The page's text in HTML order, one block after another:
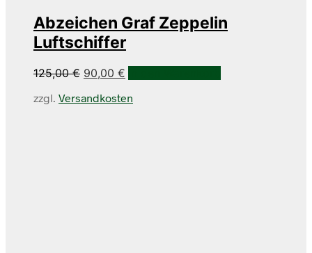
Abzeichen Graf Zeppelin
Luftschiffer
125,00€ Ursprünglicher
war:
90,00 €
ist:
zzgl. Versandkosten